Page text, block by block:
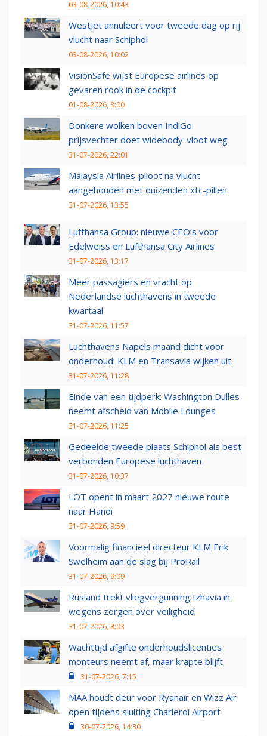
03-08-2026, 10:43
WestJet annuleert voor tweede dag op rij
vlucht naar Schiphol
03-08-2026, 10:02
VisionSafe wijst Europese airlines op
gevaren rook in de cockpit
01-08-2026, 8:00
Donkere wolken boven IndiGo:
prijsvechter doet widebody-vloot weg
31-07-2026, 22:01
Malaysia Airlines-piloot na vlucht
aangehouden met duizenden xtc-pillen
31-07-2026, 13:55
Lufthansa Group: nieuwe CEO’s voor
Edelweiss en Lufthansa City Airlines
31-07-2026, 13:17
Meer passagiers en vracht op
Nederlandse luchthavens in tweede
kwartaal
31-07-2026, 11:57
Luchthavens Napels maand dicht voor
onderhoud: KLM en Transavia wijken uit
31-07-2026, 11:28
Einde van een tijdperk: Washington Dulles
neemt afscheid van Mobile Lounges
31-07-2026, 11:25
Gedeelde tweede plaats Schiphol als best
verbonden Europese luchthaven
31-07-2026, 10:37
LOT opent in maart 2027 nieuwe route
naar Hanoi
31-07-2026, 9:59
Voormalig financieel directeur KLM Erik
Swelheim aan de slag bij ProRail
31-07-2026, 9:09
Rusland trekt vliegvergunning Izhavia in
wegens zorgen over veiligheid
31-07-2026, 8:03
Wachttijd afgifte onderhoudslicenties
monteurs neemt af, maar krapte blijft
31-07-2026, 7:15
MAA houdt deur voor Ryanair en Wizz Air
open tijdens sluiting Charleroi Airport
30-07-2026, 14:30